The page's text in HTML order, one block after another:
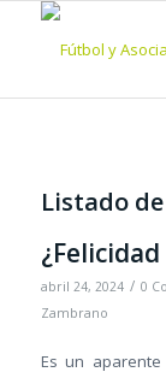
Listado
abril 24, 2024 / 0
Zambrano
Es un